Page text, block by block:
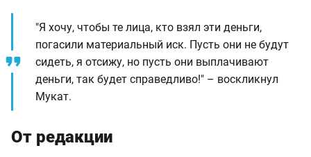
"Я хочу, чтобы те лица, кто взял эти деньги,
погасили материальный иск. Пусть они не будут
сидеть, я отсижу, но пусть они выплачивают
деньги, так будет справедливо!" – воскликнул
Мукат.
От редакции